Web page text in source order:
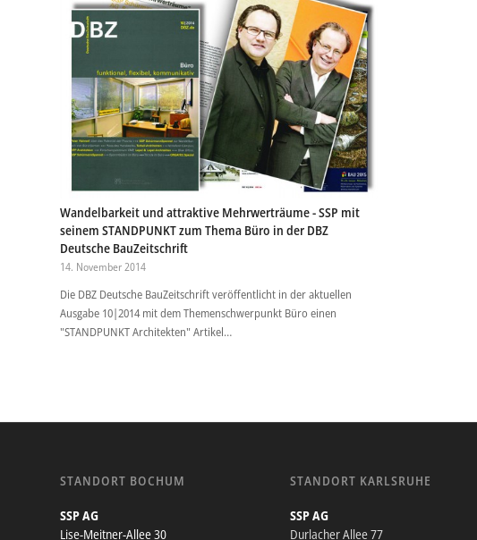
Wandelbarkeit und attraktive Mehrwerträume - SSP mit
seinem STANDPUNKT zum Thema Büro in der DBZ
Deutsche BauZeitschrift
14. November 2014
Die DBZ Deutsche BauZeitschrift veröffentlicht in der aktuellen
Ausgabe 10|2014 mit dem Themenschwerpunkt Büro einen
"STANDPUNKT Architekten" Artikel…
STANDORT BOCHUM
SSP AG
Lise-Meitner-Allee 30
STANDORT KARLSRUHE
SSP AG
Durlacher Allee 77